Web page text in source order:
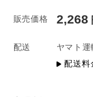
販売価格 2,268
配送 ヤマト運
配送料